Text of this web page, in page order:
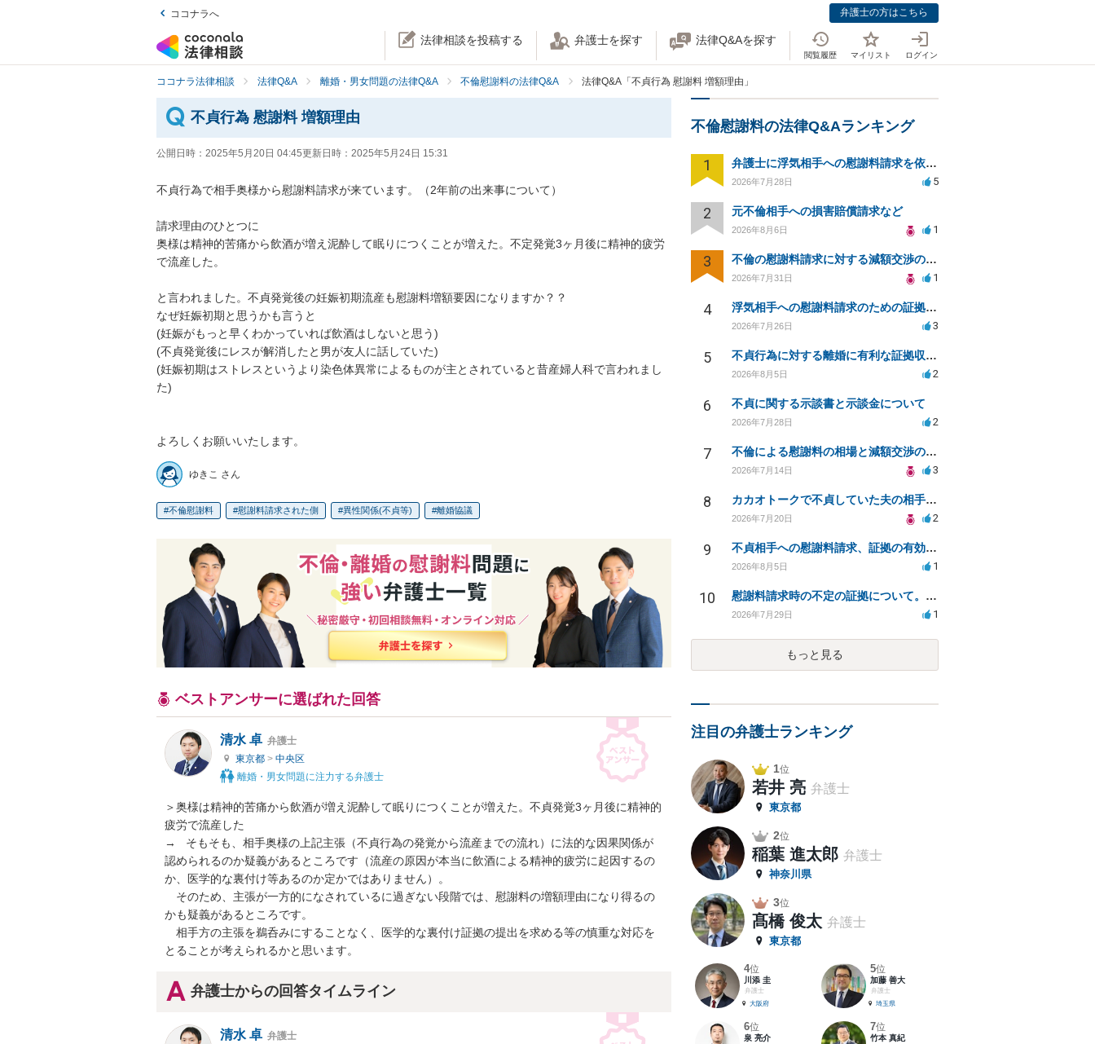
ココナラへ 弁護士の方はこちら
法律相談を投稿する 弁護士を探す 法律Q&Aを探す
閲覧履歴 マイリスト ログイン
ココナラ法律相談 法律Q&A 離婚・男女問題の法律Q&A 不倫慰謝料の法律Q&A 法律Q&A「不貞行為 慰謝料 増額理由」
不貞行為 慰謝料 増額理由
公開日時： 2025年5月20日 04:45更新日時： 2025年5月24日 15:31
不貞行為で相手奥様から慰謝料請求が来ています。（2年前の出来事について）
請求理由のひとつに
奥様は精神的苦痛から飲酒が増え泥酔して眠りにつくことが増えた。不定発覚3ヶ月後に精神的疲労
で流産した。
と言われました。不貞発覚後の妊娠初期流産も慰謝料増額要因になりますか？？
なぜ妊娠初期と思うかも言うと
(妊娠がもっと早くわかっていれば飲酒はしないと思う)
(不貞発覚後にレスが解消したと男が友人に話していた)
(妊娠初期はストレスというより染色体異常によるものが主とされていると昔産婦人科で言われまし
た)
よろしくお願いいたします。
ゆきこ さん
不倫慰謝料 慰謝料請求された側 異性関係(不貞等) 離婚協議
ベストアンサーに選ばれた回答
清水 卓 弁護士
東京都 > 中央区
離婚・男女問題に注力する弁護士
＞奥様は精神的苦痛から飲酒が増え泥酔して眠りにつくことが増えた。不貞発覚3ヶ月後に精神的
疲労で流産した
→   そもそも、相手奥様の上記主張（不貞行為の発覚から流産までの流れ）に法的な因果関係が
認められるのか疑義があるところです（流産の原因が本当に飲酒による精神的疲労に起因するの
か、医学的な裏付け等あるのか定かではありません）。
そのため、主張が一方的になされているに過ぎない段階では、慰謝料の増額理由になり得るの
かも疑義があるところです。
相手方の主張を鵜呑みにすることなく、医学的な裏付け証拠の提出を求める等の慎重な対応を
とることが考えられるかと思います。
弁護士からの回答タイムライン
清水 卓 弁護士
不倫慰謝料の法律Q&Aランキング
1 弁護士に浮気相手への慰謝料請求を依頼する費用相場は？
2026年7月28日 5
2 元不倫相手への損害賠償請求など
2026年8月6日 1
3 不倫の慰謝料請求に対する減額交渉の可能性と対策
2026年7月31日 1
4 浮気相手への慰謝料請求のための証拠集めと探偵選び
2026年7月26日 3
5 不貞行為に対する離婚に有利な証拠収集方法と法的手続きについて
2026年8月5日 2
6 不貞に関する示談書と示談金について
2026年7月28日 2
7 不倫による慰謝料の相場と減額交渉の可能性について
2026年7月14日 3
8 カカオトークで不貞していた夫の相手を特定したい
2026年7月20日 2
9 不貞相手への慰謝料請求、証拠の有効性と対応方法は？
2026年8月5日 1
10 慰謝料請求時の不定の証拠について。効力があるのか知りたい。
2026年7月29日 1
もっと見る
注目の弁護士ランキング
1位
若井 亮 弁護士
東京都
2位
稲葉 進太郎 弁護士
神奈川県
3位
髙橋 俊太 弁護士
東京都
4位
川添 圭
弁護士
大阪府
5位
加藤 善大
弁護士
埼玉県
6位
泉 亮介
7位
竹本 真紀